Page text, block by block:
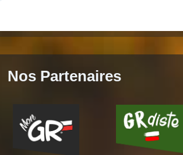
Nos Partenaires